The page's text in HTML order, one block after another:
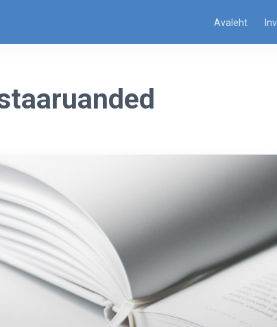
Avaleht